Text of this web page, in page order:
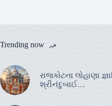
Trending now
રાજકોટના લોહાણા
શ્રીનંદુબાઈ…